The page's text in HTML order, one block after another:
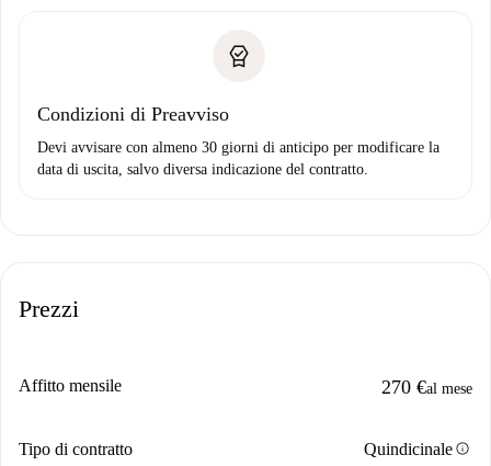
Condizioni di Preavviso
Devi avvisare con almeno 30 giorni di anticipo per modificare la
data di uscita, salvo diversa indicazione del contratto.
Prezzi
Affitto mensile 270 €al mese
Tipo di contratto Quindicinaleinfo